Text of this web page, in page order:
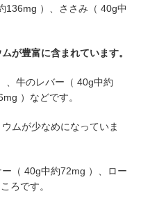
136mg ）、ささみ（ 40g中
が豊富に含まれています。
、牛のレバー（ 40g中約
）などです。
ムが少なめになっていま
（ 40g中約72mg ）、ロー
ろです。